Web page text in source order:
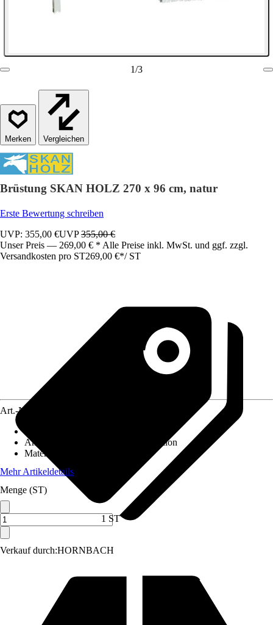
1/3
Vergleichen
Brüstung SKAN HOLZ 270 x 96 cm, natur
Erste Bewertung schreiben
UVP: 355,00 €UVP355,00 €
Unser Preis — 269,00 € * Alle Preise inkl. MwSt. und ggf. zzgl.
Versandkosten pro ST269,00 €*/ ST
Verkauf durch:HORNBACH
Art.-Nr.
Anwendungsbereich
Terrasse, Pavillon
Material
Mehr Artikeldetails
Menge (ST)
1 ST